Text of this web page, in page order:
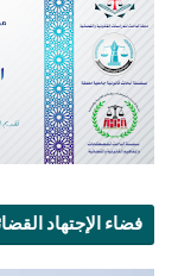
فضاء الإجتهاد القضائي - اكثر 25